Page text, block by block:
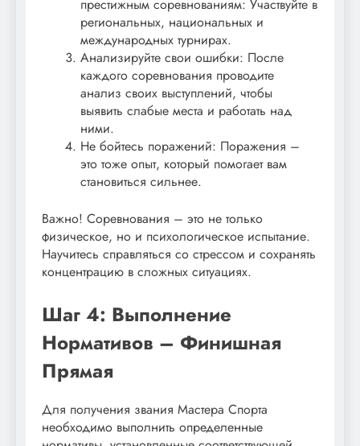
престижным соревнованиям: Участвуйте в
региональных, национальных и
международных турнирах.
Анализируйте свои ошибки: После
каждого соревнования проводите
анализ своих выступлений, чтобы
выявить слабые места и работать над
ними.
Не бойтесь поражений: Поражения –
это тоже опыт, который помогает вам
становиться сильнее.
Важно! Соревнования – это не только
физическое, но и психологическое испытание.
Научитесь справляться со стрессом и сохранять
концентрацию в сложных ситуациях.
Шаг 4: Выполнение
Нормативов – Финишная
Прямая
Для получения звания Мастера Спорта
необходимо выполнить определенные